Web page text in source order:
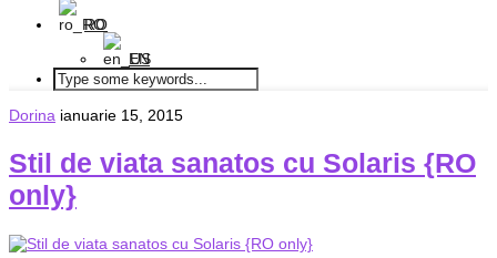
RO
EN
Dorina ianuarie 15, 2015
Stil de viata sanatos cu Solaris {RO
only}